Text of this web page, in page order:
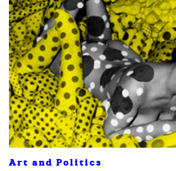
Art and Politics